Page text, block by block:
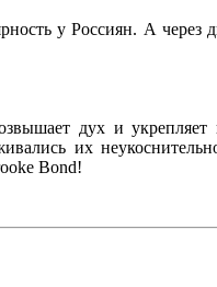
у Россиян. А
дух и
их
Bond!